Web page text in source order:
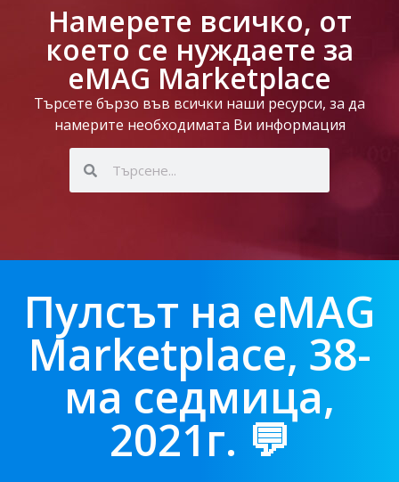
Намерете всичко, от
което се нуждаете за
eMAG Marketplace
Търсете бързо във всички наши ресурси, за да
намерите необходимата Ви информация
Пулсът на eMAG
Marketplace, 38-
ма седмица,
2021г. 💬